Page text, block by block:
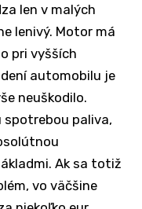
len v malých
lenivý. Motor má
pri vyšších
automobilu je
neuškodilo.
spotrebou paliva,
Ak sa totiž
vo väčšine